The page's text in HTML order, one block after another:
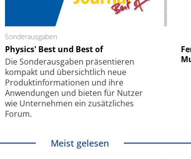
Sonderausgaben
Physics' Best und Best of
Die Sonder­ausgaben präsentieren
kompakt und übersichtlich neue
Produkt­informationen und ihre
Anwendungen und bieten für Nutzer
wie Unternehmen ein zusätzliches
Forum.
Elektronenmikroskopie auf
kleinstem Raum
Meist gelesen